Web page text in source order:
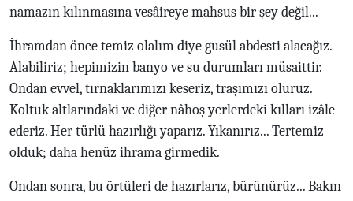
namazın kılınmasına vesâireye mahsus bir şey değil...
İhramdan önce temiz olalım diye gusül abdesti alacağız.
Alabiliriz; hepimizin banyo ve su durumları müsaittir.
Ondan evvel, tırnaklarımızı keseriz, traşımızı oluruz.
Koltuk altlarındaki ve diğer nâhoş yerlerdeki kılları izâle
ederiz. Her türlü hazırlığı yaparız. Yıkanırız... Tertemiz
olduk; daha henüz ihrama girmedik.
Ondan sonra, bu örtüleri de hazırlarız, bürünürüz... Bakın